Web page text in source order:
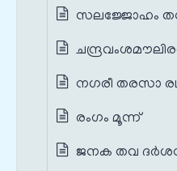
സലജ്ജോഹം
നഗരീ തരസാ
രംഗം മൂന്ന്
ജനക തവ